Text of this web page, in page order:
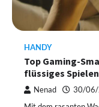
HANDY
Top Gaming-
flüssiges Spielen
Nenad 30/